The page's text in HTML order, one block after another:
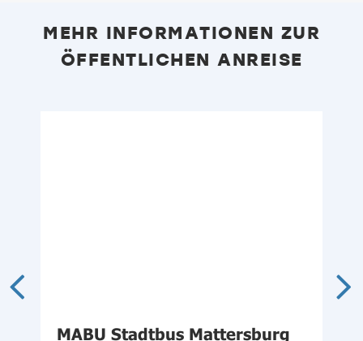
MEHR INFORMATIONEN ZUR
ÖFFENTLICHEN ANREISE
MABU Stadtbus Mattersburg